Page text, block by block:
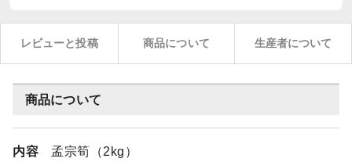
レビューと投稿 商品について 生産者について
商品について
内容 孟宗筍（2kg）